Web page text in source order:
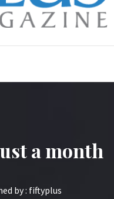
a month
by : fiftyplus